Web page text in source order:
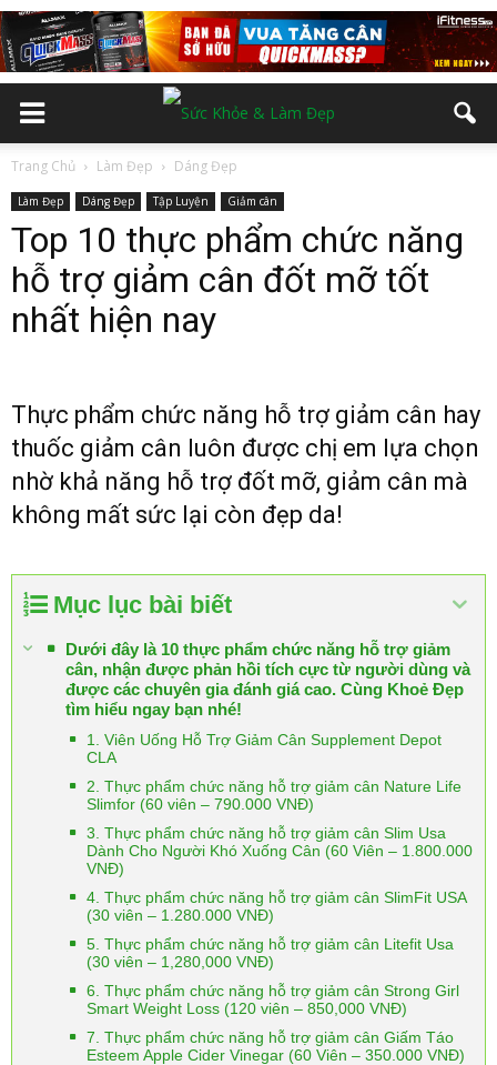
Trang Chủ Làm Đẹp Dáng Đẹp
Làm Đẹp Dáng Đẹp Tập Luyện Giảm cân
Top 10 thực phẩm chức năng
hỗ trợ giảm cân đốt mỡ tốt
nhất hiện nay
Thực phẩm chức năng hỗ trợ giảm cân hay
thuốc giảm cân luôn được chị em lựa chọn
nhờ khả năng hỗ trợ đốt mỡ, giảm cân mà
không mất sức lại còn đẹp da!
Mục lục bài biết
Dưới đây là 10 thực phẩm chức năng hỗ trợ giảm
cân, nhận được phản hồi tích cực từ người dùng và
được các chuyên gia đánh giá cao. Cùng Khoẻ Đẹp
tìm hiểu ngay bạn nhé!
1. Viên Uống Hỗ Trợ Giảm Cân Supplement Depot
CLA
2. Thực phẩm chức năng hỗ trợ giảm cân Nature Life
Slimfor (60 viên – 790.000 VNĐ)
3. Thực phẩm chức năng hỗ trợ giảm cân Slim Usa
Dành Cho Người Khó Xuống Cân (60 Viên – 1.800.000
VNĐ)
4. Thực phẩm chức năng hỗ trợ giảm cân SlimFit USA
(30 viên – 1.280.000 VNĐ)
5. Thực phẩm chức năng hỗ trợ giảm cân Litefit Usa
(30 viên – 1,280,000 VNĐ)
6. Thực phẩm chức năng hỗ trợ giảm cân Strong Girl
Smart Weight Loss (120 viên – 850,000 VNĐ)
7. Thực phẩm chức năng hỗ trợ giảm cân Giấm Táo
Esteem Apple Cider Vinegar (60 Viên – 350.000 VNĐ)